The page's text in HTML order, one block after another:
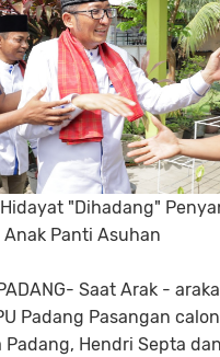
"Dihadang"
Panti Asuhan
Saat Arak -
Padang Pasangan
Padang, Hendri Septa